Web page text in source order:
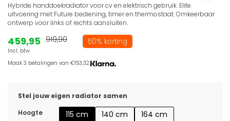
Hybride handdoekradiator voor cv en elektrisch gebruik. Elite
uitvoering met Future bediening, timer en thermostaat. Omkeerbaar
ontwerp voor links of rechts aansluiten.
459,95
Incl. btw
919,90 50% korting
Maak 3 betalingen van €153,32.
Stel jouw eigen radiator samen
Hoogte
115 cm 140 cm 164 cm